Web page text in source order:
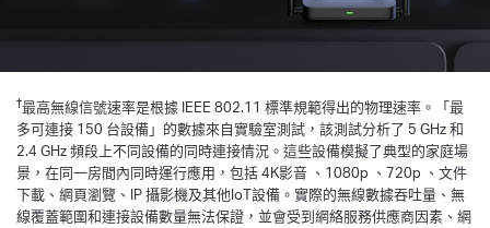
†最高無線信號速率是根據 IEEE 802.11 標準規範得出的物理速率。「最
多可連接 150 台設備」的數據來自實驗室測試，該測試分析了 5 GHz 和
2.4 GHz 頻段上不同設備的同時連接情況。這些設備模擬了典型的家庭場
景，在同一房間內同時運行應用，包括 4K影音 、1080p 、720p 、文件
下載、網頁瀏覽、IP 攝影機及其他IoT設備。實際的無線數據吞吐量、無
線覆蓋範圍和連接設備數量無法保證，並會受到網絡服務供應商因素、網